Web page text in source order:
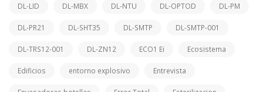
DL-LID DL-MBX DL-NTU DL-OPTOD DL-PM
DL-PR21 DL-SHT35 DL-SMTP DL-SMTP-001
DL-TRS12-001 DL-ZN12 ECO1 Ei Ecosistema
Edificios entorno explosivo Entrevista